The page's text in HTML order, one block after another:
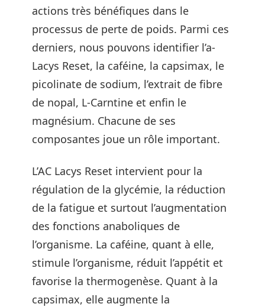
actions très bénéfiques dans le
processus de perte de poids. Parmi ces
derniers, nous pouvons identifier l’a-
Lacys Reset, la caféine, la capsimax, le
picolinate de sodium, l’extrait de fibre
de nopal, L-Carntine et enfin le
magnésium. Chacune de ses
composantes joue un rôle important.
L’AC Lacys Reset intervient pour la
régulation de la glycémie, la réduction
de la fatigue et surtout l’augmentation
des fonctions anaboliques de
l’organisme. La caféine, quant à elle,
stimule l’organisme, réduit l’appétit et
favorise la thermogenèse. Quant à la
capsimax, elle augmente la